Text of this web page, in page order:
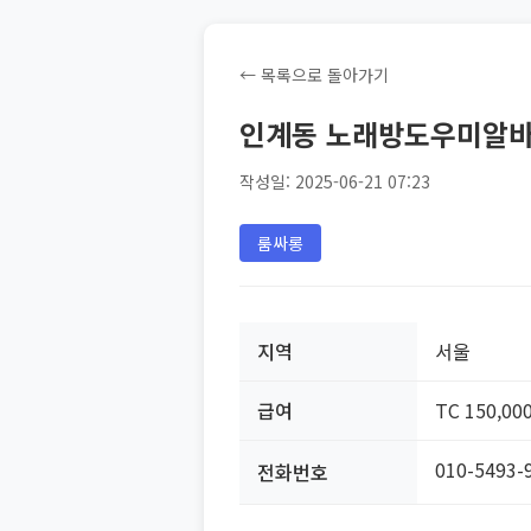
← 목록으로 돌아가기
인계동 노래방도우미알
작성일: 2025-06-21 07:23
룸싸롱
지역 서울
급여 TC
전화번호 010-5493-